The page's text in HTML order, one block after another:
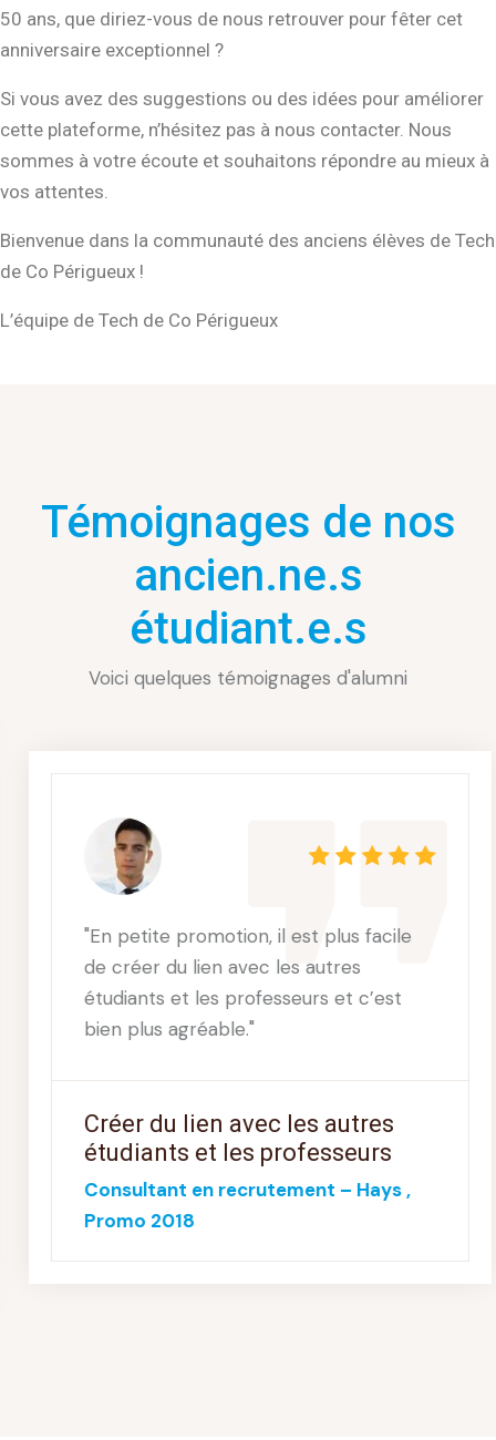
50 ans, que diriez-vous de nous retrouver pour fêter cet
anniversaire exceptionnel ?
Si vous avez des suggestions ou des idées pour améliorer
cette plateforme, n’hésitez pas à nous contacter. Nous
sommes à votre écoute et souhaitons répondre au mieux à
vos attentes.
Bienvenue dans la communauté des anciens élèves de Tech
de Co Périgueux !
L’équipe de Tech de Co Périgueux
Témoignages de nos
ancien.ne.s
étudiant.e.s
Voici quelques témoignages d'alumni
"En petite promotion, il est plus facile
de créer du lien avec les autres
étudiants et les professeurs et c’est
bien plus agréable."
Créer du lien avec les autres
étudiants et les professeurs
Consultant en recrutement – Hays ,
Promo 2018